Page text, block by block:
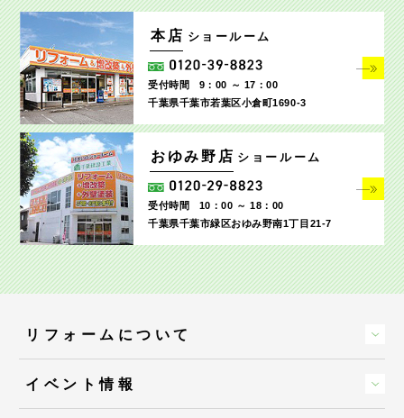
本店 ショールーム
受付時間
9：00 ～ 17：00
千葉県千葉市若葉区小倉町1690‐3
おゆみ野店 ショールーム
受付時間
10：00 ～ 18：00
千葉県千葉市緑区おゆみ野南1丁目21-7
リフォームについて
イベント情報